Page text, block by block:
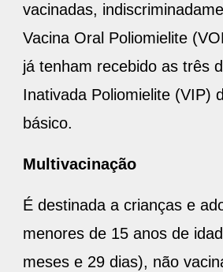
vacinadas,
Vacina Oral Poliomielite
já tenham recebido as três
Inativada Poliomielite (VIP)
básico.
Multivacinação
É destinada a crianças e
menores de 15 anos de
meses e 29 dias), não